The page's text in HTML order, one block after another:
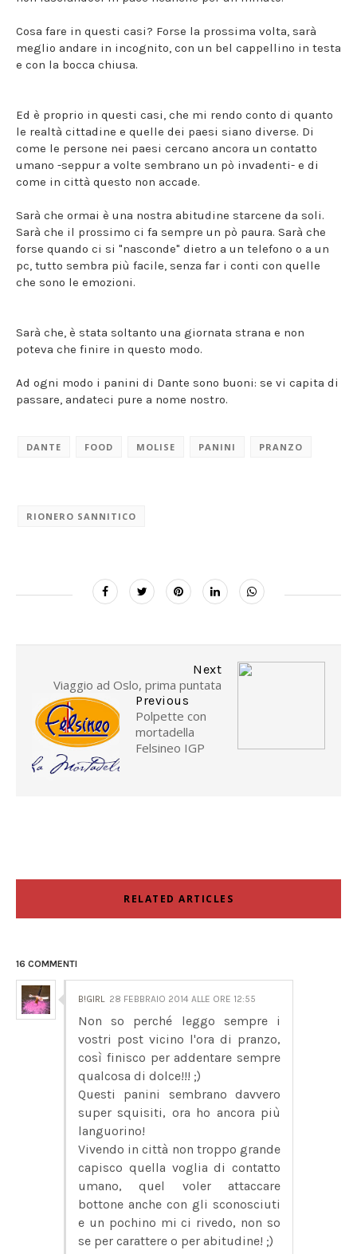
Cosa fare in questi casi? Forse la prossima volta, sarà
meglio andare in incognito, con un bel cappellino in testa
e con la bocca chiusa.
Ed è proprio in questi casi, che mi rendo conto di quanto
le realtà cittadine e quelle dei paesi siano diverse. Di
come le persone nei paesi cercano ancora un contatto
umano -seppur a volte sembrano un pò invadenti- e di
come in città questo non accade.
Sarà che ormai è una nostra abitudine starcene da soli.
Sarà che il prossimo ci fa sempre un pò paura. Sarà che
forse quando ci si "nasconde" dietro a un telefono o a un
pc, tutto sembra più facile, senza far i conti con quelle
che sono le emozioni.
Sarà che, è stata soltanto una giornata strana e non
poteva che finire in questo modo.
Ad ogni modo i panini di Dante sono buoni: se vi capita di
passare, andateci pure a nome nostro.
DANTE FOOD MOLISE PANINI PRANZO
RIONERO SANNITICO
Next
Viaggio ad Oslo, prima puntata
Previous
Polpette con
mortadella
Felsineo IGP
RELATED ARTICLES
16 COMMENTI
B!GIRL 28 FEBBRAIO 2014 ALLE ORE 12:55
Non so perché leggo sempre i
vostri post vicino l'ora di pranzo,
così finisco per addentare sempre
qualcosa di dolce!!! ;)
Questi panini sembrano davvero
super squisiti, ora ho ancora più
languorino!
Vivendo in città non troppo grande
capisco quella voglia di contatto
umano, quel voler attaccare
bottone anche con gli sconosciuti
e un pochino mi ci rivedo, non so
se per carattere o per abitudine! ;)